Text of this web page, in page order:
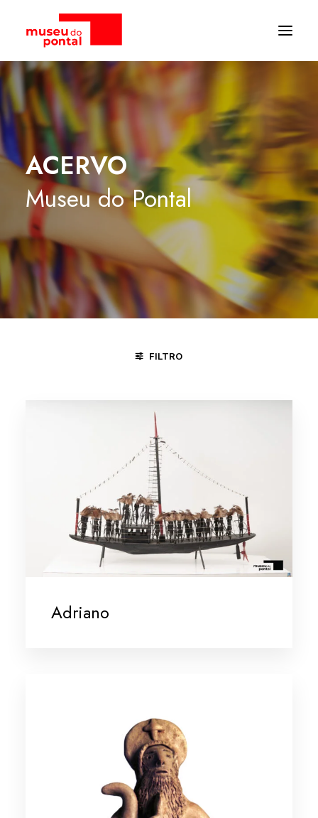
ACERVO
Museu do Pontal
FILTRO
Adriano